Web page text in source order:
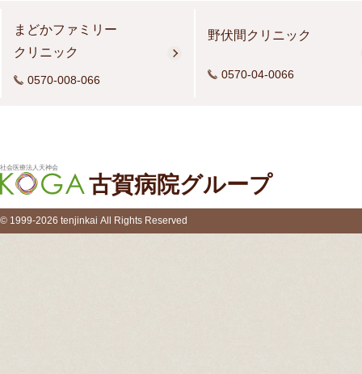
まどかファミリー
クリニック
0570-008-066
野伏間クリニック
0570-04-0066
社会医療法人天神会
古賀病院グループ
© 1999-2026 tenjinkai All Rights Reserved